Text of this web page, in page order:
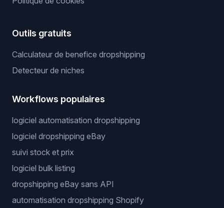
Outils gratuits
Calculateur de benefice dropshipping
Detecteur de niches
Workflows populaires
logiciel automatisation dropshipping
logiciel dropshipping eBay
suivi stock et prix
logiciel bulk listing
dropshipping eBay sans API
automatisation dropshipping Shopify